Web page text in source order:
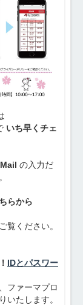
いち早くチェ
の入力だ
らから
覧ください。
IDとパスワー
ファーマプロ
いたします。